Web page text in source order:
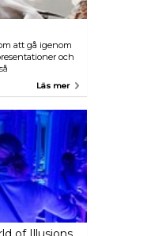
att gå igenom
och
barnen finns tre
Läs mer